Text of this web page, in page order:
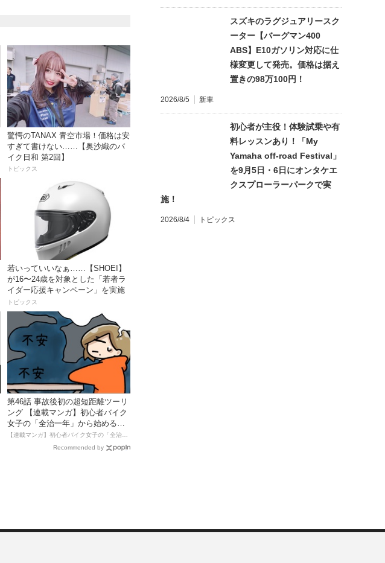
驚愕のTANAX 青空市場！価格は安
すぎて書けない……【奥沙織のバ
イク日和 第2回】
トピックス
若いっていいなぁ……【SHOEI】
が16〜24歳を対象とした「若者ラ
イダー応援キャンペーン」を実施
トピックス
第46話 事故後初の超短距離ツーリ
ング 【連載マンガ】初心者バイク
女子の「全治一年」から始める起
死回生日記
【連載マンガ】初心者バイク女子の「全治一年」から始める起死回生日記
Recommended by
スズキのラグジュアリースク
ーター【バーグマン400
ABS】E10ガソリン対応に仕
様変更して発売。価格は据え
置きの98万100円！
2026/8/5 新車
初心者が主役！体験試乗や有
料レッスンあり！「My
Yamaha off-road Festival」
を9月5日・6日にオンタケエ
クスプローラーパークで実
施！
2026/8/4 トピックス